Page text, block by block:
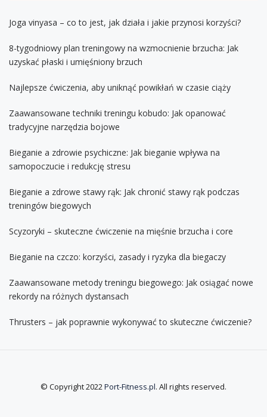
Joga vinyasa – co to jest, jak działa i jakie przynosi korzyści?
8-tygodniowy plan treningowy na wzmocnienie brzucha: Jak
uzyskać płaski i umięśniony brzuch
Najlepsze ćwiczenia, aby uniknąć powikłań w czasie ciąży
Zaawansowane techniki treningu kobudo: Jak opanować
tradycyjne narzędzia bojowe
Bieganie a zdrowie psychiczne: Jak bieganie wpływa na
samopoczucie i redukcję stresu
Bieganie a zdrowe stawy rąk: Jak chronić stawy rąk podczas
treningów biegowych
Scyzoryki – skuteczne ćwiczenie na mięśnie brzucha i core
Bieganie na czczo: korzyści, zasady i ryzyka dla biegaczy
Zaawansowane metody treningu biegowego: Jak osiągać nowe
rekordy na różnych dystansach
Thrusters – jak poprawnie wykonywać to skuteczne ćwiczenie?
© Copyright 2022Port-Fitness.pl. All rights reserved.